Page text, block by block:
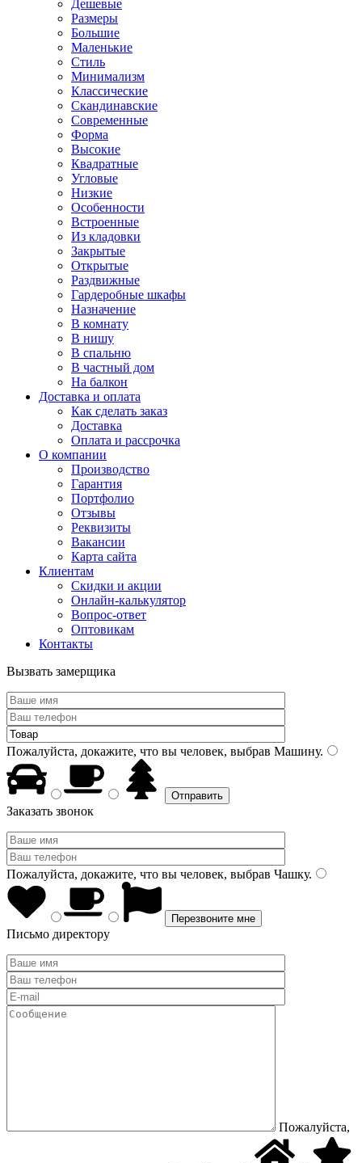
Дешевые
Размеры
Большие
Маленькие
Стиль
Минимализм
Классические
Скандинавские
Современные
Форма
Высокие
Квадратные
Угловые
Низкие
Особенности
Встроенные
Из кладовки
Закрытые
Открытые
Раздвижные
Гардеробные шкафы
Назначение
В комнату
В нишу
В спальню
В частный дом
На балкон
Доставка и оплата
Как сделать заказ
Доставка
Оплата и рассрочка
О компании
Производство
Гарантия
Портфолио
Отзывы
Реквизиты
Вакансии
Карта сайта
Клиентам
Скидки и акции
Онлайн-калькулятор
Вопрос-ответ
Оптовикам
Контакты
Вызвать замерщика
Пожалуйста, докажите, что вы человек, выбрав Машину.
Заказать звонок
Пожалуйста, докажите, что вы человек, выбрав Чашку.
Письмо директору
Пожалуйста,